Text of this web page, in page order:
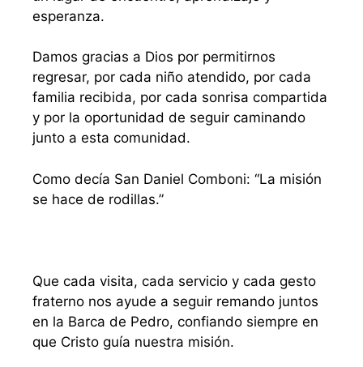
esperanza.
Damos gracias a Dios por permitirnos
regresar, por cada niño atendido, por cada
familia recibida, por cada sonrisa compartida
y por la oportunidad de seguir caminando
junto a esta comunidad.
Como decía San Daniel Comboni: “La misión
se hace de rodillas.”
Que cada visita, cada servicio y cada gesto
fraterno nos ayude a seguir remando juntos
en la Barca de Pedro, confiando siempre en
que Cristo guía nuestra misión.